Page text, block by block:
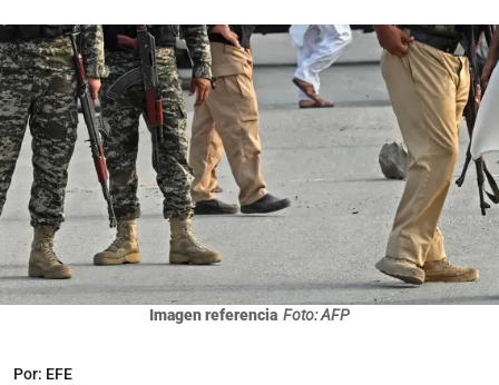
Imagen referencia Foto: AFP
Por: EFE